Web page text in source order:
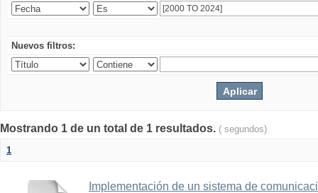
Nuevos filtros:
Mostrando 1 de un total de 1 resultados. ( segundos)
1
Implementación de un sistema de